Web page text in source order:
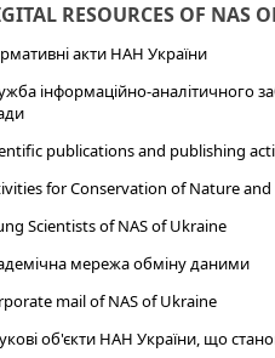
RESOURCES OF NAS
акти НАН України
інформаційно-аналітичного
publications and publishing
for Conservation of Nature and
Scientists of NAS of Ukraine
мережа обміну даними
mail of NAS of Ukraine
об'єкти НАН України, що